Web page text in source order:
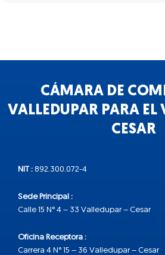
CÁMARA DE
VALLEDUPAR PARA EL
CESAR
NIT : 892.300.072-4
Sede Principal :
Calle 15 N° 4 – 33 Valledupar – Cesar
Oficina Receptora :
Carrera 4 N° 15 – 36 Valledupar – Cesar